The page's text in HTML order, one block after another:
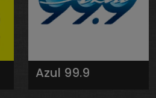
Azul 99.9